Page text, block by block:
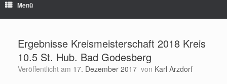
Menü
Ergebnisse Kreismeisterschaft 2018 Kreis
10.5 St. Hub. Bad Godesberg
Veröffentlicht am 17. Dezember 2017 von Karl Arzdorf